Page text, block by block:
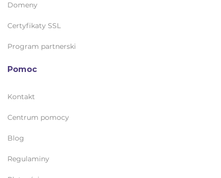
Domeny
Certyfikaty SSL
Program partnerski
Pomoc
Kontakt
Centrum pomocy
Blog
Regulaminy